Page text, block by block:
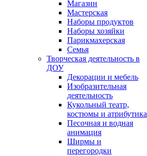
Магазин
Мастерская
Наборы продуктов
Наборы хозяйки
Парикмахерская
Семья
Творческая деятельность в
ДОУ
Декорации и мебель
Изобразительная
деятельность
Кукольный театр,
костюмы и атрибутика
Песочная и водная
анимация
Ширмы и
перегородки